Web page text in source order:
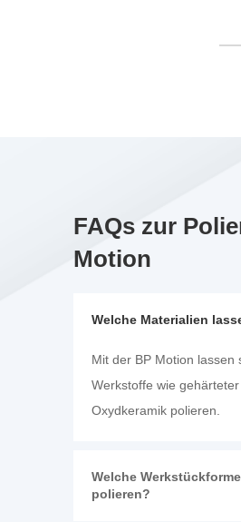
FAQs zur
Motion
Welche Materialien
Mit der BP Motion
Werkstoffe wie
Oxydkeramik polieren.
Welche
polieren?